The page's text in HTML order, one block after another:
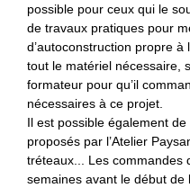
possible pour ceux qui le
de travaux pratiques pour
d’autoconstruction propre
tout le matériel nécessaire,
formateur pour qu’il
nécessaires à ce projet.
Il est possible également
proposés par l’Atelier
tréteaux... Les commandes
semaines avant le début de